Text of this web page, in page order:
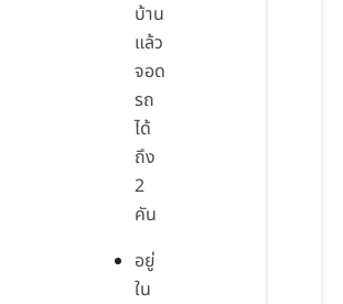
บ้าน
แล้ว
จอด
รถ
ได้
ถึง
2
คัน
อยู่
ใน